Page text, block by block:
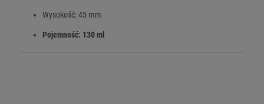
Wysokość: 45 mm
Pojemność: 130 ml